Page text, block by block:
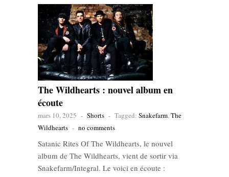
The Wildhearts : nouvel album en
écoute
mars 10, 2025 - Shorts - Tagged: Snakefarm,The
Wildhearts - no comments
Satanic Rites Of The Wildhearts, le nouvel
album de The Wildhearts, vient de sortir via
Snakefarm/Integral. Le voici en écoute :